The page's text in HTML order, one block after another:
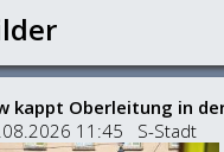
kappt Oberleitung in
11:45 S-Stadt